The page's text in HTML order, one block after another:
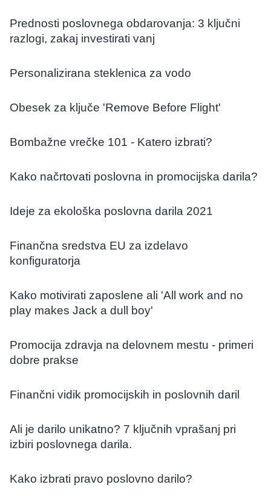
Prednosti poslovnega obdarovanja: 3 ključni
razlogi, zakaj investirati vanj
Personalizirana steklenica za vodo
Obesek za ključe 'Remove Before Flight'
Bombažne vrečke 101 - Katero izbrati?
Kako načrtovati poslovna in promocijska darila?
Ideje za ekološka poslovna darila 2021
Finančna sredstva EU za izdelavo
konfiguratorja
Kako motivirati zaposlene ali 'All work and no
play makes Jack a dull boy'
Promocija zdravja na delovnem mestu - primeri
dobre prakse
Finančni vidik promocijskih in poslovnih daril
Ali je darilo unikatno? 7 ključnih vprašanj pri
izbiri poslovnega darila.
Kako izbrati pravo poslovno darilo?